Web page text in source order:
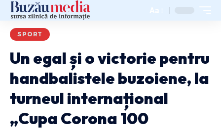
Aa
SPORT
Un egal și o victorie pentru
handbalistele buzoiene, la
turneul internațional
„Cupa Corona 100